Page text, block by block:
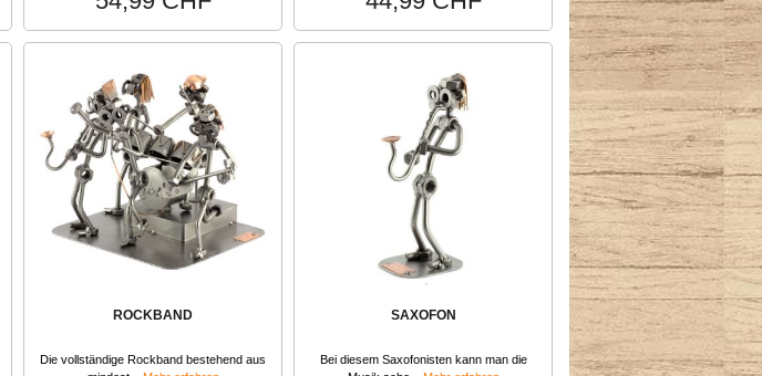
ROCKBAND
Die vollständige Rockband bestehend aus
SAXOFON
Bei diesem Saxofonisten kann man die